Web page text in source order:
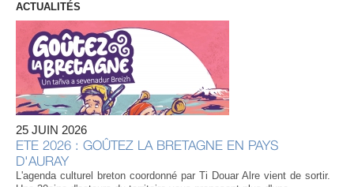
ACTUALITÉS
25 JUIN 2026
ETE 2026 : GOÛTEZ LA BRETAGNE EN PAYS
D'AURAY
L'agenda culturel breton coordonné par Ti Douar Alre vient de sortir.